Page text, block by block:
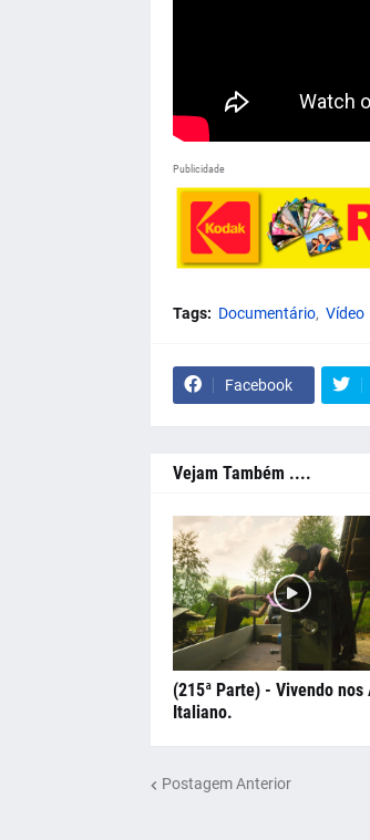
Publicidade
Tags: Documentário Vídeo
Facebook
Vejam Também ....
(215ª Parte) - Vivendo nos
Italiano.
Postagem Anterior